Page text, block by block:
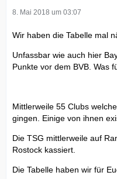
8. Mai 2018 um 03:07
Wir haben die Tabelle mal
Unfassbar wie auch hier
Punkte vor dem BVB. Was
Mittlerweile 55 Clubs
gingen. Einige von ihnen
Die TSG mittlerweile auf
Rostock kassiert.
Die Tabelle haben wir für